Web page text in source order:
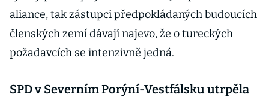
aliance, tak zástupci předpokládaných budoucích
členských zemí dávají najevo, že o tureckých
požadavcích se intenzivně jedná.
SPD v Severním Porýní-Vestfálsku utrpěla